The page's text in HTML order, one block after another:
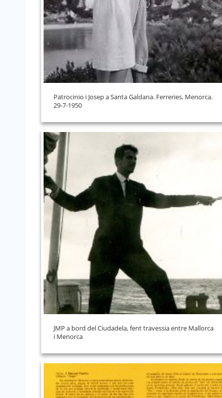
Patrocinio i Josep a Santa Galdana. Ferreries. Menorca.
29-7-1950
JMP a bord del Ciudadela, fent travessia entre Mallorca
i Menorca